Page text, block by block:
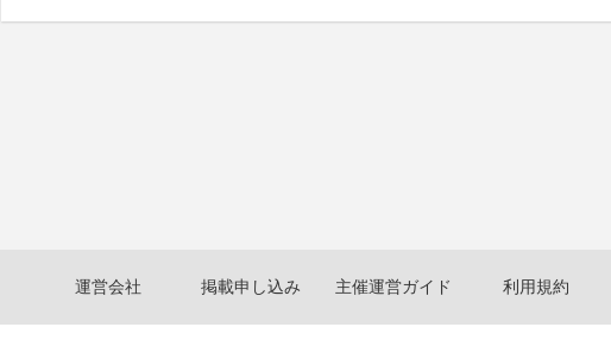
運営会社 掲載申し込み 主催運営ガイド 利用規約